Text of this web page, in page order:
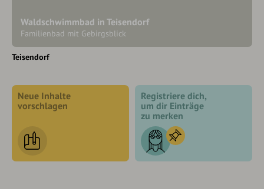
Waldschwimmbad in Teisendorf
Familienbad mit Gebirgsblick
Teisendorf
Neue Inhalte
vorschlagen
Registriere dich,
um dir Einträge
zu merken